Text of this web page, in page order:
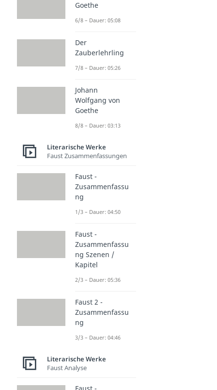
Goethe
6/8 – Dauer: 05:08
Der
Zauberlehrling
7/8 – Dauer: 05:26
Johann
Wolfgang von
Goethe
8/8 – Dauer: 03:13
Literarische Werke
Faust Zusammenfassungen
Faust -
Zusammenfassu
ng
1/3 – Dauer: 04:50
Faust -
Zusammenfassu
ng Szenen /
Kapitel
2/3 – Dauer: 05:36
Faust 2 -
Zusammenfassu
ng
3/3 – Dauer: 04:46
Literarische Werke
Faust Analyse